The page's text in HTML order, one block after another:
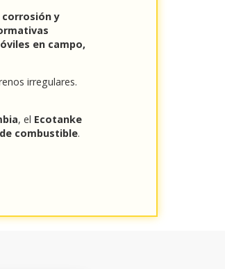
y
en campo,
irregulares.
, el Ecotanke
combustible.